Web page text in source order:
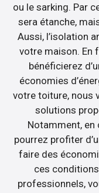
ou le sarking. Par
sera étanche,
Aussi, l’isolation
votre maison. En
bénéficierez
économies
votre toiture, nous
solutions
Notamment,
pourrez profiter
faire des
ces
professionnels,